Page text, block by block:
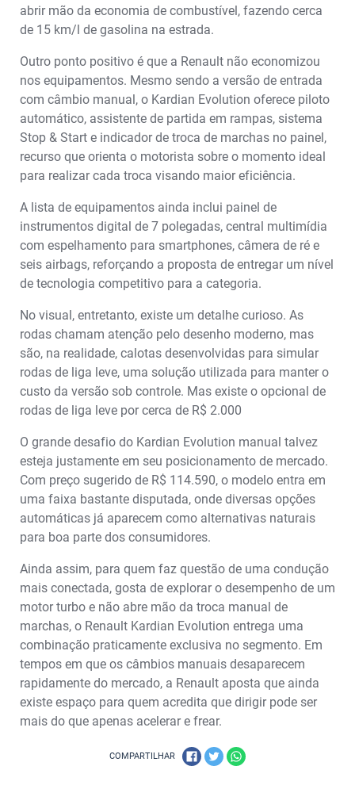
abrir mão da economia de combustível, fazendo cerca
de 15 km/l de gasolina na estrada.
Outro ponto positivo é que a Renault não economizou
nos equipamentos. Mesmo sendo a versão de entrada
com câmbio manual, o Kardian Evolution oferece piloto
automático, assistente de partida em rampas, sistema
Stop & Start e indicador de troca de marchas no painel,
recurso que orienta o motorista sobre o momento ideal
para realizar cada troca visando maior eficiência.
A lista de equipamentos ainda inclui painel de
instrumentos digital de 7 polegadas, central multimídia
com espelhamento para smartphones, câmera de ré e
seis airbags, reforçando a proposta de entregar um nível
de tecnologia competitivo para a categoria.
No visual, entretanto, existe um detalhe curioso. As
rodas chamam atenção pelo desenho moderno, mas
são, na realidade, calotas desenvolvidas para simular
rodas de liga leve, uma solução utilizada para manter o
custo da versão sob controle. Mas existe o opcional de
rodas de liga leve por cerca de R$ 2.000
O grande desafio do Kardian Evolution manual talvez
esteja justamente em seu posicionamento de mercado.
Com preço sugerido de R$ 114.590, o modelo entra em
uma faixa bastante disputada, onde diversas opções
automáticas já aparecem como alternativas naturais
para boa parte dos consumidores.
Ainda assim, para quem faz questão de uma condução
mais conectada, gosta de explorar o desempenho de um
motor turbo e não abre mão da troca manual de
marchas, o Renault Kardian Evolution entrega uma
combinação praticamente exclusiva no segmento. Em
tempos em que os câmbios manuais desaparecem
rapidamente do mercado, a Renault aposta que ainda
existe espaço para quem acredita que dirigir pode ser
mais do que apenas acelerar e frear.
COMPARTILHAR